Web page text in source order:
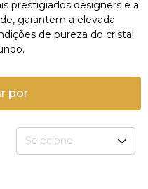
prestigiados designers e a
garantem a elevada
de pureza do cristal
por
Selecione